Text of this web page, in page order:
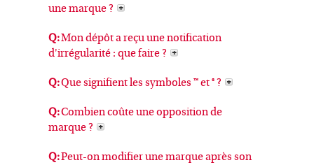
une marque ?
Q:Mon dépôt a reçu une notification
d'irrégularité : que faire ?
Q:Que signifient les symboles ™ et ® ?
Q:Combien coûte une opposition de
marque ?
Q:Peut-on modifier une marque après son